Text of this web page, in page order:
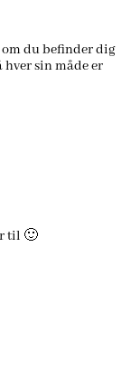
du befinder dig
hver sin måde er
til 🙂